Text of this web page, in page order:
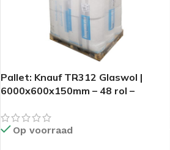
Dak geluidisolatie
Wand geluidisolatie
Vloer geluidisolatie
OVERIGE ISOLATIE
Badkamer isolatie
Pallet: Knauf TR312 Glaswol |
6000x600x150mm – 48 rol –
Op voorraad